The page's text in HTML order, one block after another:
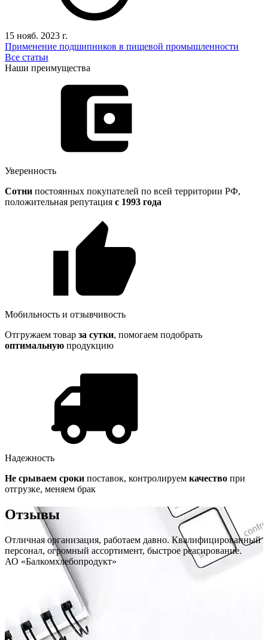
15 нояб. 2023 г.
Применение подшипников в пищевой промышленности
Все статьи
Наши преимущества
Уверенность
Сотни постоянных покупателей по всей территории РФ,
положительная репутация с 1993 года
Мобильность и отзывчивость
Отгружаем товар за сутки, помогаем подобрать
оптимальную продукцию
Надежность
Не срываем сроки поставок, контролируем качество при
отгрузке, меняем брак
Отзывы
Отличная организация, работаем давно. Квалифицированный
персонал, огромный ассортимент, быстрое реагирование.
АО «Балкомхлебопродукт»